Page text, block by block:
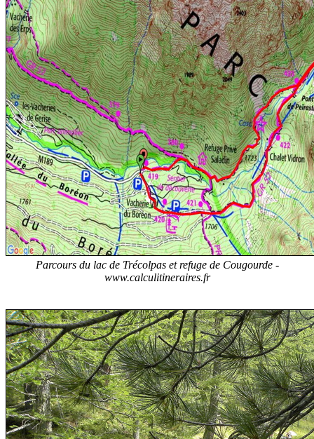
Parcours du lac de Trécolpas et refuge de Cougourde -
www.calculitineraires.fr